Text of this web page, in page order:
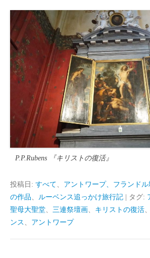
P.P.Rubens 『キリストの復活』
投稿日: すべて 、 アントワープ、フランド
の作品 、 ルーベンス追っかけ旅行記 タグ:
聖母大聖堂、 三連祭壇画 、 キリストの復活、
ンス 、 アントワープ